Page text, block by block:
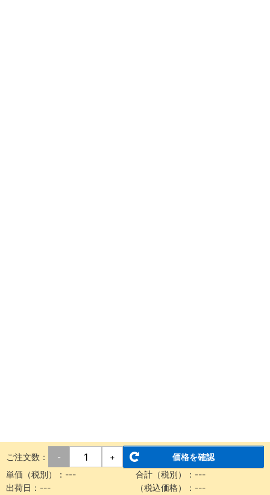
ご注文数： - +
価格を確認
単価（税別）： --- 合計（税別）： ---
出荷日： --- （税込価格）： ---